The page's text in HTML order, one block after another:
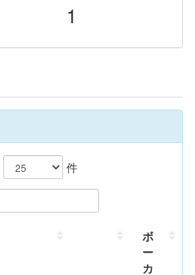
1
件
ボ
ー
カ